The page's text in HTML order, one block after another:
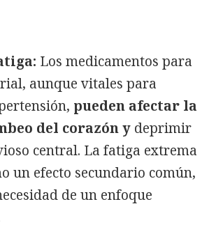
Los medicamentos para
aunque vitales para
pueden afectar la
del corazón y deprimir
central. La fatiga extrema
un efecto secundario común,
de un enfoque